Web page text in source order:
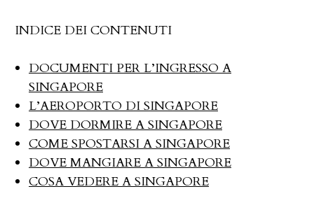
INDICE DEI CONTENUTI
DOCUMENTI PER L’INGRESSO A
SINGAPORE
L’AEROPORTO DI SINGAPORE
DOVE DORMIRE A SINGAPORE
COME SPOSTARSI A SINGAPORE
DOVE MANGIARE A SINGAPORE
COSA VEDERE A SINGAPORE